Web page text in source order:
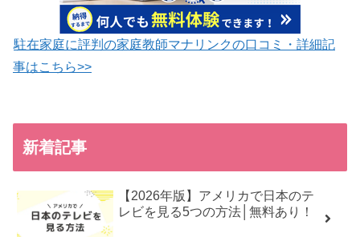
駐在家庭に評判の家庭教師マナリンクの口コミ・詳細記
事はこちら>>
新着記事
【2026年版】アメリカで日本のテ
レビを見る5つの方法│無料あり！